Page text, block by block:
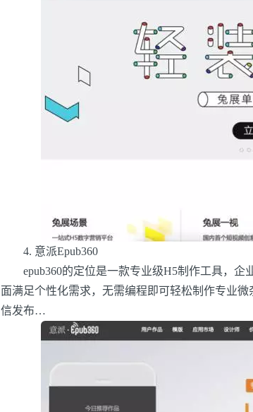
4. 意派Epub360
epub360的定位是一款专业级H5制作工具，企
面满足个性化需求，无需编程即可轻松制作专业
信发布…